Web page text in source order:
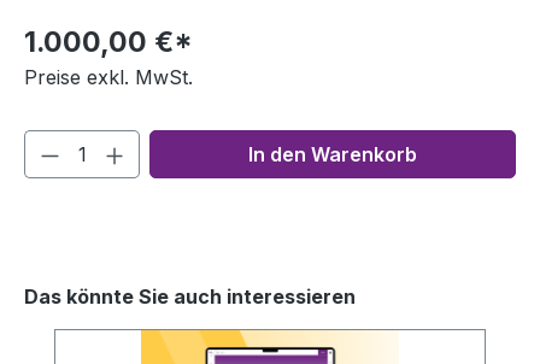
1.000,00 €*
Preise exkl. MwSt.
In den Warenkorb
Das könnte Sie auch interessieren
Produktgalerie überspringen